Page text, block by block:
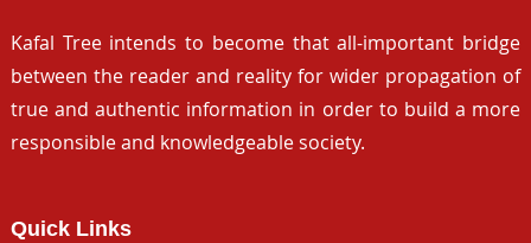
Kafal Tree intends to become that all-important bridge
between the reader and reality for wider propagation of
true and authentic information in order to build a more
responsible and knowledgeable society.
Quick Links